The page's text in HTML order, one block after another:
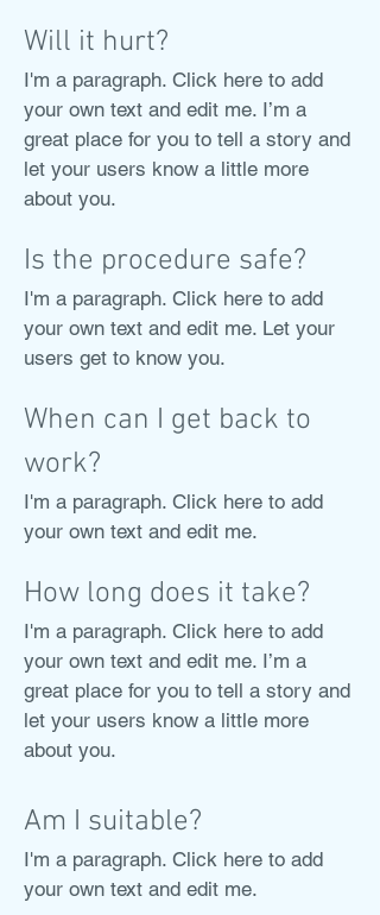
Will it hurt?
I'm a paragraph. Click here to add
your own text and edit me. I’m a
great place for you to tell a story and
let your users know a little more
about you.
Is the procedure safe?
I'm a paragraph. Click here to add
your own text and edit me. Let your
users get to know you.
When can I get back to
work?
I'm a paragraph. Click here to add
your own text and edit me.
How long does it take?
I'm a paragraph. Click here to add
your own text and edit me. I’m a
great place for you to tell a story and
let your users know a little more
about you.
Am I suitable?
I'm a paragraph. Click here to add
your own text and edit me.